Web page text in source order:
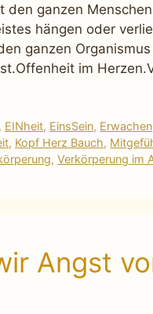
den ganzen
hängen oder
ganzen
im
, EINheit, EinsSein, Erwachen
, Kopf Herz Bauch,
, Verkörperung im
Angst